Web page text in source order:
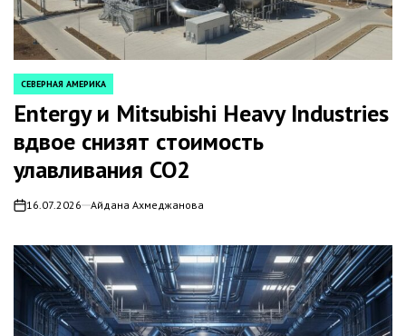
POSTED
IN
СЕВЕРНАЯ АМЕРИКА
Entergy и Mitsubishi Heavy Industries
вдвое снизят стоимость
улавливания СО2
on16.07.2026 Айдана Ахмеджанова